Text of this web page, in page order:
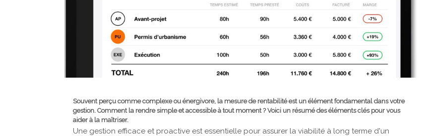
Souvent perçu comme complexe ou énergivore, la mesure de rentabilité est un élément fondamental dans votre
gestion. Comment la rendre simple et accessible à tout moment ? Voici un résumé des éléments clés pour vous
aider à la maîtriser.
Une gestion efficace et proactive est essentielle pour assurer la viabilité à long terme d'un